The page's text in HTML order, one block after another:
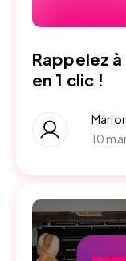
Rappelez
en 1 clic !
10